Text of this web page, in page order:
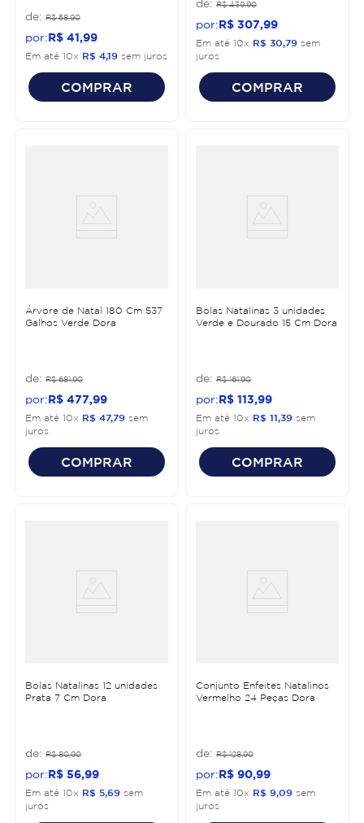
R$ 58,90
R$ 41 99
Em até 10x R$ 4,19 sem juros
COMPRAR
R$ 439,90
R$ 307 99
Em até 10x R$ 30,79 sem
juros
COMPRAR
Árvore de Natal 180 Cm 537
Galhos Verde Dora
R$ 681,90
R$ 477 99
Em até 10x R$ 47,79 sem
juros
COMPRAR
Bolas Natalinas 3 unidades
Verde e Dourado 15 Cm Dora
R$ 161,90
R$ 113 99
Em até 10x R$ 11,39 sem
juros
COMPRAR
Bolas Natalinas 12 unidades
Prata 7 Cm Dora
R$ 80,90
R$ 56 99
Em até 10x R$ 5,69 sem
juros
Conjunto Enfeites Natalinos
Vermelho 24 Peças Dora
R$ 128,90
R$ 90 99
Em até 10x R$ 9,09 sem
juros